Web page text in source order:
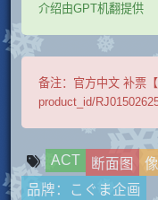
介绍由GPT机翻提供
备注： 官方中文 补票
product_id/
ACT 断面图
品牌：こぐま企画